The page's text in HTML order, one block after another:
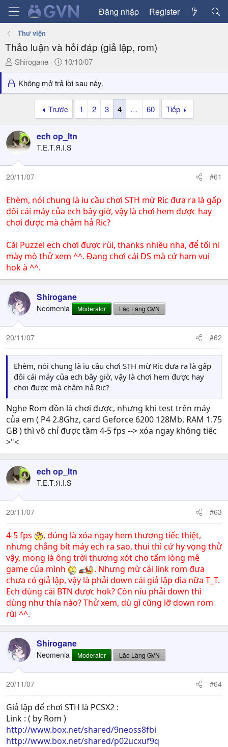
Đăng nhập Register
Thư viện
Thảo luận và hỏi đáp (giả lập, rom)
T
r
e
a
e
r
Shirogane
N
à
y
ử
10/10/07
Không mở trả lời sau này.
Trước 1 2 3 4 … 60 Tiếp
ech op_ltn
T.E.T.Я.I.S
20/11/07 #61
Ehèm, nói chung là iu cầu chơi STH mừ Ric đưa ra là gấp
đôi cái máy của ech bây giờ, vậy là chơi hem được hay
chơi được mà chậm hả Ric?
Cái Puzzel ech chơi được rùi, thanks nhiều nha, để tối ni
mày mò thử xem ^^. Đang chơi cái DS mà cứ ham vui
hok à ^^.
Shirogane
Neomenia Moderator Lão Làng GVN
20/11/07 #62
Ehèm, nói chung là iu cầu chơi STH mừ Ric đưa ra là gấp
đôi cái máy của ech bây giờ, vậy là chơi hem được hay
chơi được mà chậm hả Ric?
Nghe Rom đồn là chơi được, nhưng khi test trên máy
của em ( P4 2.8Ghz, card Geforce 6200 128Mb, RAM 1.75
GB ) thì vô chỉ được tầm 4-5 fps --> xóa ngay không tiếc
>"<
ech op_ltn
T.E.T.Я.I.S
20/11/07 #63
4-5 fps
, đúng là xóa ngay hem thương tiếc thiệt,
nhưng chẳng bít máy ech ra sao, thui thì cứ hy vọng thử
vậy, mong là ông trời thương xót cho tấm lòng mê
game của mình
. Nhưng mừ cái link rom đưa
chưa có giả lập, vậy là phải down cái giả lập dìa nữa T_T.
Ech dùng cái BTN được hok? Còn níu phải down thì
dùng như thía nào? Thử xem, dù gì cũng lỡ down rom
rùi ^^.
Shirogane
Neomenia Moderator Lão Làng GVN
20/11/07 #64
Giả lập để chơi STH là PCSX2 :
Link : ( by Rom )
http://www.box.net/shared/9neoss8fbi
http://www.box.net/shared/p02ucxuf9q